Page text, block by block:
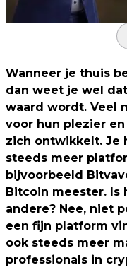
Wanneer je thuis
dan weet je wel
waard wordt. Veel
voor hun plezier
zich ontwikkelt. Je
steeds meer
bijvoorbeeld
Bitcoin meester. Is
andere? Nee, niet
een fijn platform
ook steeds meer
professionals in